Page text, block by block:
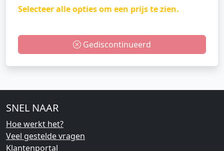
Selecteer alle opties om een prijs te zien.
Gediscontinueerd
SNEL NAAR
Hoe werkt het?
Veel gestelde vragen
Klantenportal